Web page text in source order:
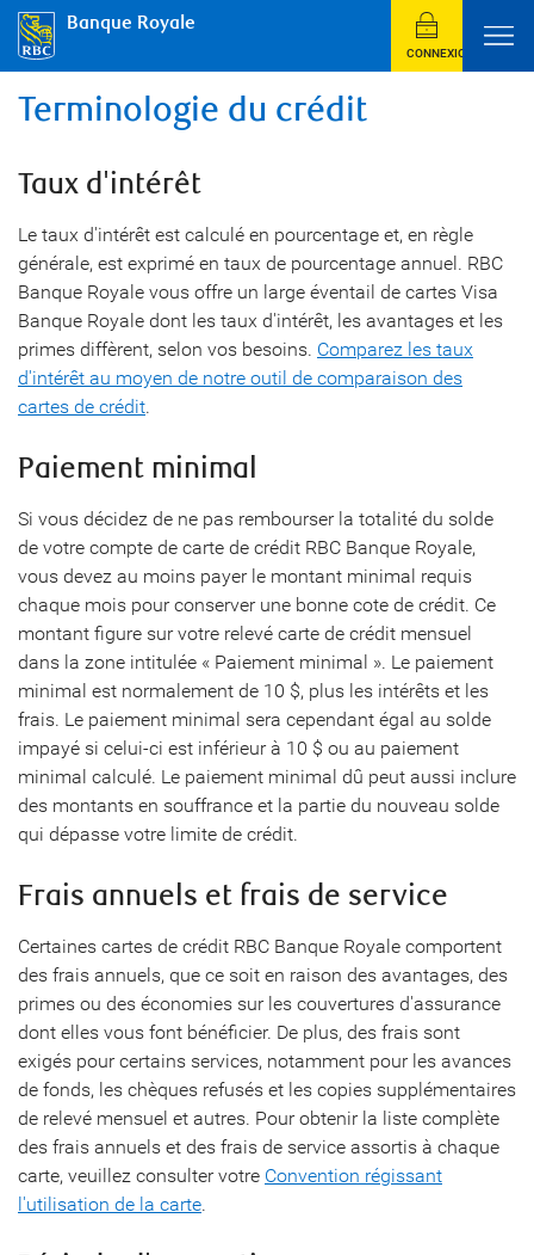
Banque Royale
CONNEXION
Terminologie du crédit
Taux d'intérêt
Le taux d'intérêt est calculé en pourcentage et, en règle
générale, est exprimé en taux de pourcentage annuel. RBC
Banque Royale vous offre un large éventail de cartes Visa
Banque Royale dont les taux d'intérêt, les avantages et les
primes diffèrent, selon vos besoins. Comparez les taux
d'intérêt au moyen de notre outil de comparaison des
cartes de crédit.
Paiement minimal
Si vous décidez de ne pas rembourser la totalité du solde
de votre compte de carte de crédit RBC Banque Royale,
vous devez au moins payer le montant minimal requis
chaque mois pour conserver une bonne cote de crédit. Ce
montant figure sur votre relevé carte de crédit mensuel
dans la zone intitulée « Paiement minimal ». Le paiement
minimal est normalement de 10 $, plus les intérêts et les
frais. Le paiement minimal sera cependant égal au solde
impayé si celui-ci est inférieur à 10 $ ou au paiement
minimal calculé. Le paiement minimal dû peut aussi inclure
des montants en souffrance et la partie du nouveau solde
qui dépasse votre limite de crédit.
Frais annuels et frais de service
Certaines cartes de crédit RBC Banque Royale comportent
des frais annuels, que ce soit en raison des avantages, des
primes ou des économies sur les couvertures d'assurance
dont elles vous font bénéficier. De plus, des frais sont
exigés pour certains services, notamment pour les avances
de fonds, les chèques refusés et les copies supplémentaires
de relevé mensuel et autres. Pour obtenir la liste complète
des frais annuels et des frais de service assortis à chaque
carte, veuillez consulter votre Convention régissant
l'utilisation de la carte.